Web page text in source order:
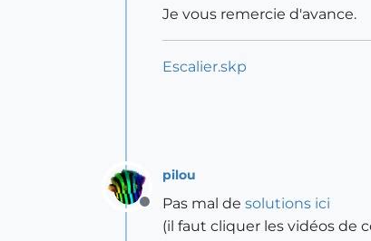
Je vous remercie d'avance.
Escalier.skp
Offline
pilou
Pas mal de solutions ici
(il faut cliquer les vidéos de